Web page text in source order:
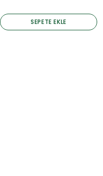
SEPETE EKLE